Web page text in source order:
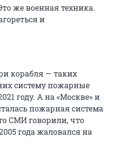
же военная техника.
и
корабля — таких
систему пожарные
году. А на «Москве» и
пожарная система
СМИ говорили, что
года жаловался на